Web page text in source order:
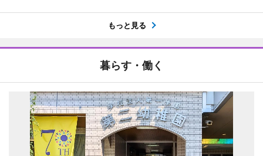
もっと見る
暮らす・働く